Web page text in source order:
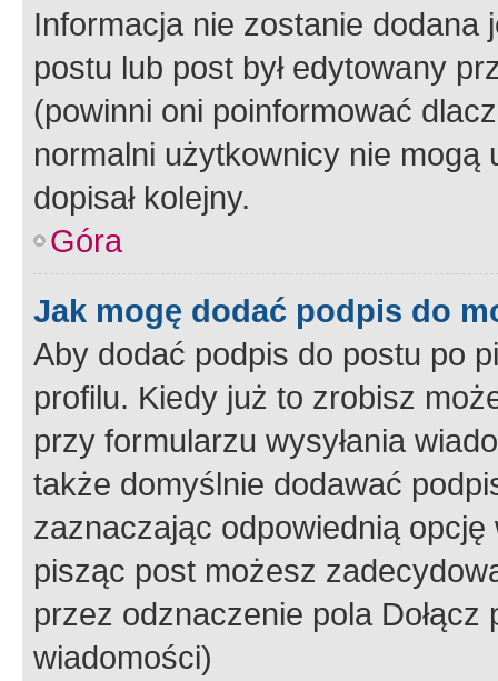
Informacja nie zostanie dodana
postu lub post był edytowany
(powinni oni poinformować
normalni użytkownicy nie
dopisał kolejny.
Góra
Jak mogę dodać podpis do
Aby dodać podpis do postu po
profilu. Kiedy już to zrobisz
przy formularzu wysyłania
także domyślnie dodawać
zaznaczając odpowiednią
pisząc post możesz
przez odznaczenie pola
wiadomości)